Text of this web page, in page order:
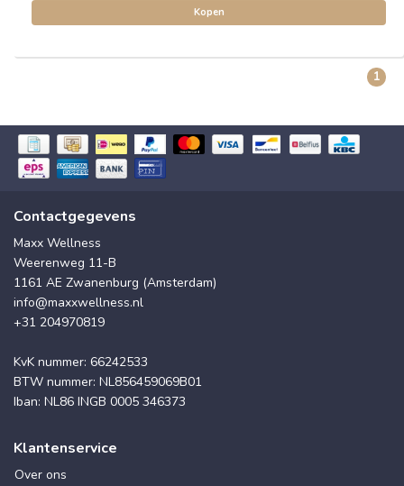
Kopen
1
Contactgegevens
Maxx Wellness
Weerenweg 11-B
1161 AE Zwanenburg (Amsterdam)
info@maxxwellness.nl
+31 204970819
KvK nummer: 66242533
BTW nummer: NL856459069B01
Iban: NL86 INGB 0005 346373
Klantenservice
Over ons